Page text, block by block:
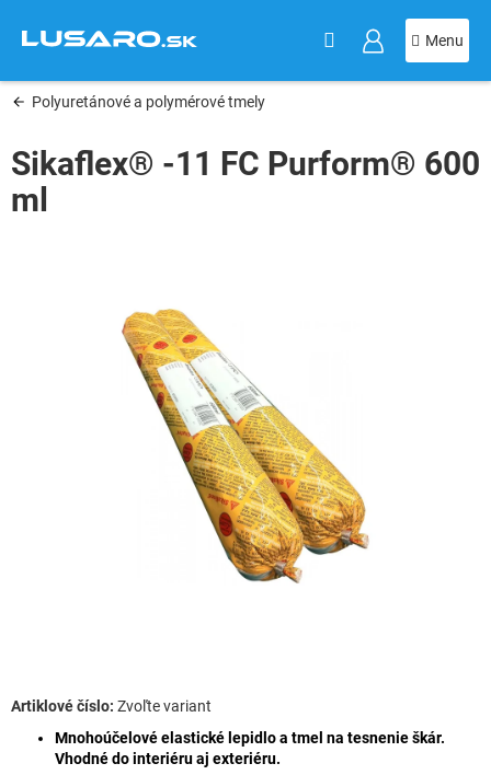
obsah
Polyuretánové a polymérové tmely
Sikaflex® -11 FC Purform® 600
ml
Mnohoúčelové elastické lepidlo a tmel na tesnenie škár.
Vhodné do interiéru aj exteriéru.
Zvoľte variant